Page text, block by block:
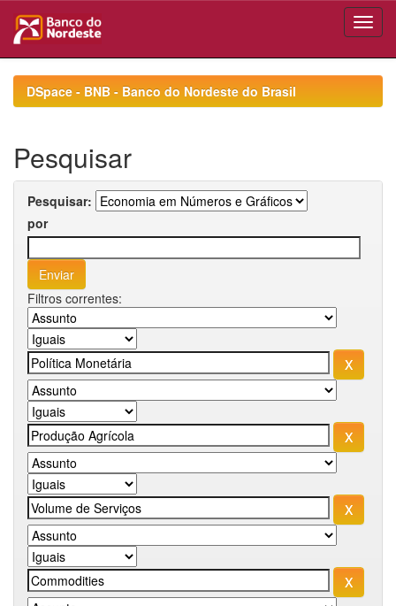
navigationDSpace - BNB - Banco do Nordeste do Brasil
Pesquisar
Pesquisar:
por
Filtros correntes: